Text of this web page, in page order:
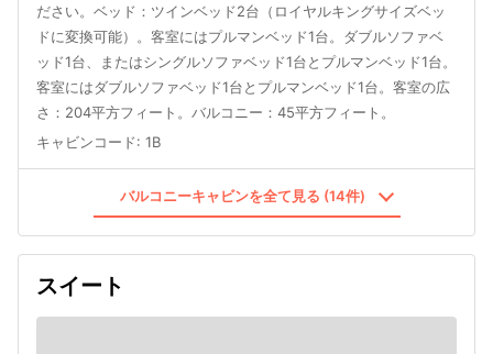
ださい。ベッド：ツインベッド2台（ロイヤルキングサイズベッ
ドに変換可能）。客室にはプルマンベッド1台。ダブルソファベ
ッド1台、またはシングルソファベッド1台とプルマンベッド1台。
客室にはダブルソファベッド1台とプルマンベッド1台。客室の広
さ：204平方フィート。バルコニー：45平方フィート。
キャビンコード: 1B
バルコニーキャビンを全て見る (14件)
スイート